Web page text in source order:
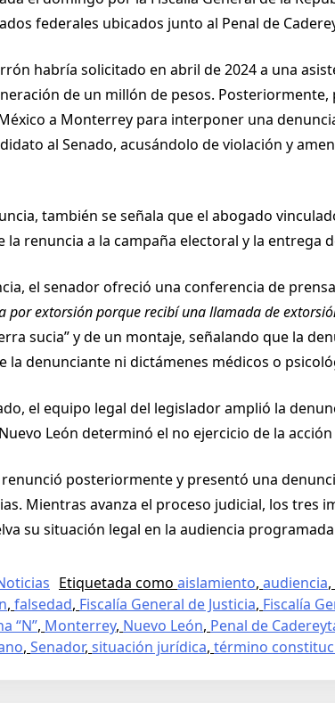
federales ubicados junto al Penal de
habría solicitado en abril de 2024 a una
de un millón de pesos.
a Monterrey para interponer una
al Senado, acusándolo de violación y
también se señala que el abogado
la renuncia a la campaña electoral y la entrega
el senador ofreció una conferencia de
por extorsión porque recibí una llamada de
sucia” y de un montaje, señalando que la
la denunciante ni dictámenes médicos o
el equipo legal del legislador amplió la
León determinó el no ejercicio de la
posteriormente y presentó una
Mientras avanza el proceso judicial, los tres
su situación legal en la audiencia
Etiquetada como aislamiento, audiencia,
, falsedad, Fiscalía General de Justicia, Fiscalía
“N”, Monterrey, Nuevo León, Penal de
, Senador, situación jurídica, término